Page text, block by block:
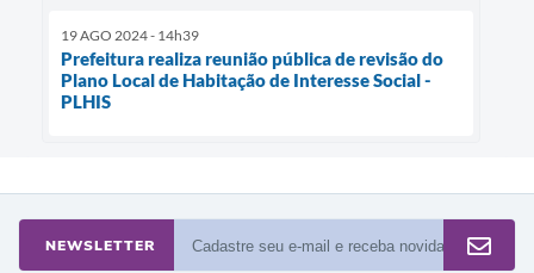
19 AGO 2024 - 14h39
Prefeitura realiza reunião pública de revisão do
Plano Local de Habitação de Interesse Social -
PLHIS
NEWSLETTER